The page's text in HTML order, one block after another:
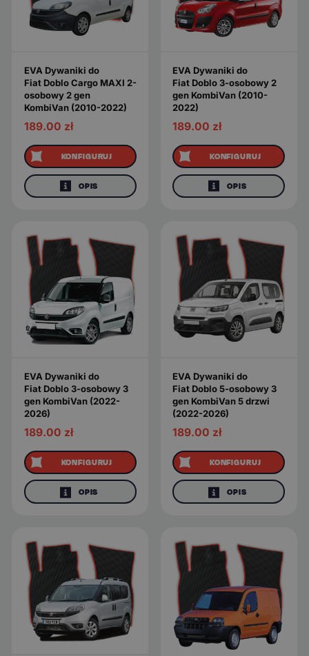
EVA Dywaniki do
Fiat Doblo Cargo MAXI 2-
osobowy 2 gen
KombiVan (2010-2022)
189.00 zł
KONFIGURUJ
OPIS
EVA Dywaniki do
Fiat Doblo 3-osobowy 2
gen KombiVan (2010-
2022)
189.00 zł
KONFIGURUJ
OPIS
EVA Dywaniki do
Fiat Doblo 3-osobowy 3
gen KombiVan (2022-
2026)
189.00 zł
KONFIGURUJ
OPIS
EVA Dywaniki do
Fiat Doblo 5-osobowy 3
gen KombiVan 5 drzwi
(2022-2026)
189.00 zł
KONFIGURUJ
OPIS